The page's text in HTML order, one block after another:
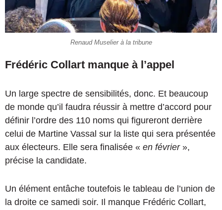
Renaud Muselier à la tribune
Frédéric Collart manque à l’appel
Un large spectre de sensibilités, donc. Et beaucoup
de monde qu’il faudra réussir à mettre d’accord pour
définir l’ordre des 110 noms qui figureront derrière
celui de Martine Vassal sur la liste qui sera présentée
aux électeurs. Elle sera finalisée « en février»,
précise la candidate.
Un élément entâche toutefois le tableau de l’union de
la droite ce samedi soir. Il manque Frédéric Collart,